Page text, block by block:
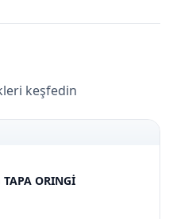
keşfedin
ORINGİ